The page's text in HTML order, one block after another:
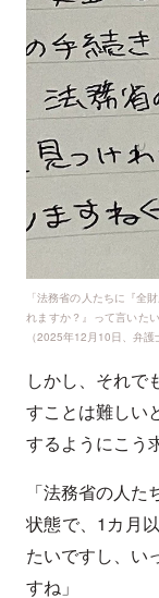
「法務省の人たちに『全
れますか？』って言いた
（2025年12月10日、弁護
しかし、それで
すことは難しい
するようにこう
「法務省の人
状態で、1カ月
たいですし、い
すね」